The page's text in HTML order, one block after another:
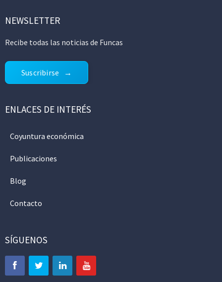
NEWSLETTER
Recibe todas las noticias de Funcas
Suscribirse
ENLACES DE INTERÉS
Coyuntura económica
Publicaciones
Blog
Contacto
SÍGUENOS